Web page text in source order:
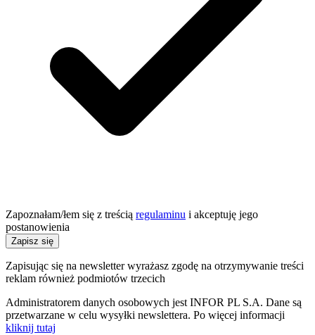
Zapoznałam/łem się z treścią regulaminu i akceptuję jego
postanowienia
Zapisz się
Zapisując się na newsletter wyrażasz zgodę na otrzymywanie treści
reklam również podmiotów trzecich
Administratorem danych osobowych jest INFOR PL S.A. Dane są
przetwarzane w celu wysyłki newslettera. Po więcej informacji
kliknij tutaj